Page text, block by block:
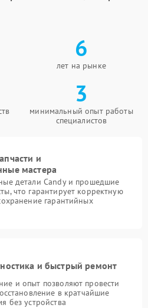
6
лет на рынке
3
минимальный опыт работы
специалистов
и
мастера
детали Candy и прошедшие
что гарантирует корректную
гарантийных
и быстрый ремонт
и опыт позволяют провести
в кратчайшие
без устройства